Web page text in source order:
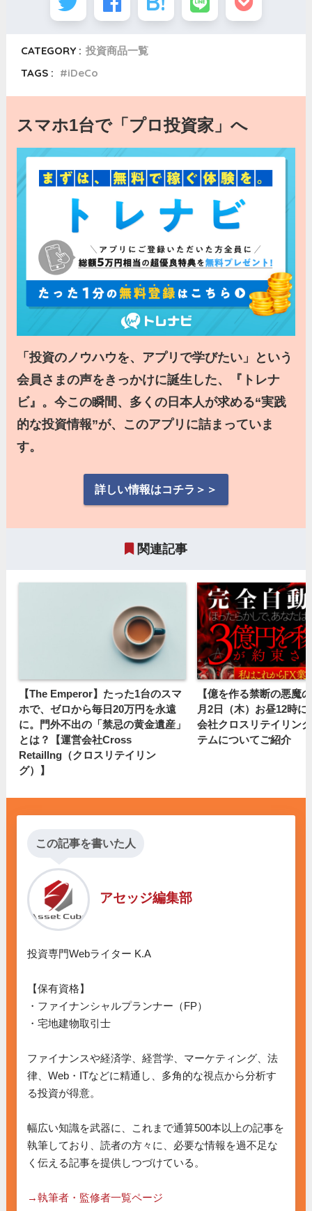
CATEGORY : 投資商品一覧
TAGS :
iDeCo
スマホ1台で「プロ投資家」へ
「投資のノウハウを、アプリで学びたい」という
会員さまの声をきっかけに誕生した、『トレナ
ビ』。今この瞬間、多くの日本人が求める“実践
的な投資情報”が、このアプリに詰まっていま
す。
詳しい情報はコチラ＞＞
関連記事
【The Emperor】たった1台のスマ
ホで、ゼロから毎日20万円を永遠
に。門外不出の「禁忌の黄金遺産」
とは？【運営会社Cross
Retaillng（クロスリテイリン
グ）】
【億を作る禁断の悪魔
月2日（木）お昼12時に
会社クロスリテイリン
テムについてご紹介
この記事を書いた人
アセッジ編集部
投資専門Webライター K.A
【保有資格】
・ファイナンシャルプランナー（FP）
・宅地建物取引士
ファイナンスや経済学、経営学、マーケティング、法
律、Web・ITなどに精通し、多角的な視点から分析す
る投資が得意。
幅広い知識を武器に、これまで通算500本以上の記事を
執筆しており、読者の方々に、必要な情報を過不足な
く伝える記事を提供しつづけている。
→執筆者・監修者一覧ページ